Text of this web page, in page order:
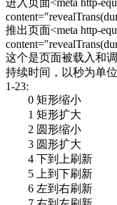
推出页面<meta http-
这个是页面被载入和
持续时间，以秒为单
1-23:
0 矩形缩小
1 矩形扩大
2 圆形缩小
3 圆形扩大
4 下到上刷新
5 上到下刷新
6 左到右刷新